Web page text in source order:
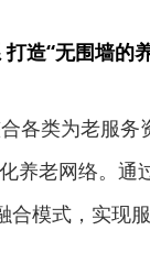
造“无围墙的
各类为老服务
养老网络。通
合模式，实现